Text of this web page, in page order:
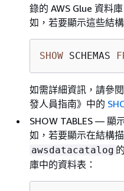
錄的 AWS Glue 資料
如，若要顯示這些結
SHOW SCHEMAS
如需詳細資訊，請參
發人員指南》 中的
SHOW TABLES — 顯
如，若要顯示在結構
awsdatacatalog
庫中的資料表：